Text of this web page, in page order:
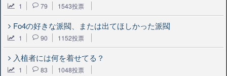
1 79 1543投票
Fo4の好きな派閥、または出てほしかった派閥
1 90 1152投票
入植者には何を着せてる？
1 83 1048投票